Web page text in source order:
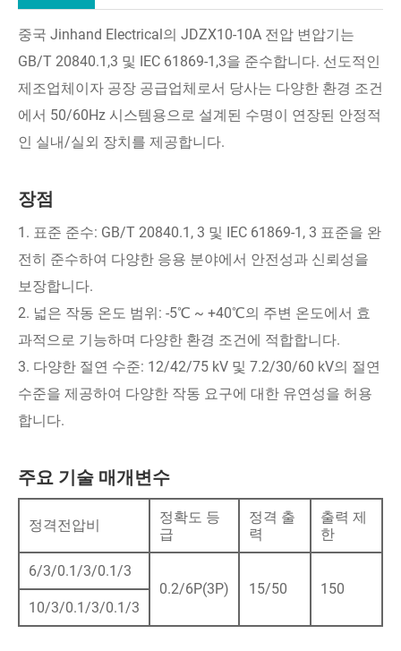
중국 Jinhand Electrical의 JDZX10-10A 전압 변압기는
GB/T 20840.1,3 및 IEC 61869-1,3을 준수합니다. 선도적인
제조업체이자 공장 공급업체로서 당사는 다양한 환경 조건
에서 50/60Hz 시스템용으로 설계된 수명이 연장된 안정적
인 실내/실외 장치를 제공합니다.
장점
1. 표준 준수: GB/T 20840.1, 3 및 IEC 61869-1, 3 표준을 완
전히 준수하여 다양한 응용 분야에서 안전성과 신뢰성을
보장합니다.
2. 넓은 작동 온도 범위: -5℃ ~ +40℃의 주변 온도에서 효
과적으로 기능하며 다양한 환경 조건에 적합합니다.
3. 다양한 절연 수준: 12/42/75 kV 및 7.2/30/60 kV의 절연
수준을 제공하여 다양한 작동 요구에 대한 유연성을 허용
합니다.
주요 기술 매개변수
정격전압비
정확도 등
급
정격 출
력
출력 제
한
6/3/0.1/3/0.1/3
0.2/6P(3P)
15/50
150
10/3/0.1/3/0.1/3